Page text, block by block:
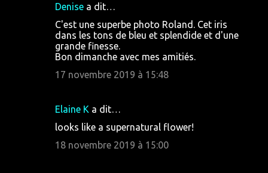
Denise a dit…
C'est une superbe photo Roland. Cet iris
dans les tons de bleu et splendide et d'une
grande finesse.
Bon dimanche avec mes amitiés.
17 novembre 2019 à 15:48
Elaine K a dit…
looks like a supernatural flower!
18 novembre 2019 à 15:00